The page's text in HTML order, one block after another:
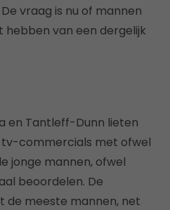
vraag is nu of mannen
hebben van een dergelijk
en Tantleff-Dunn lieten
tv-commercials met ofwel
jonge mannen, ofwel
beoordelen. De
de meeste mannen, net